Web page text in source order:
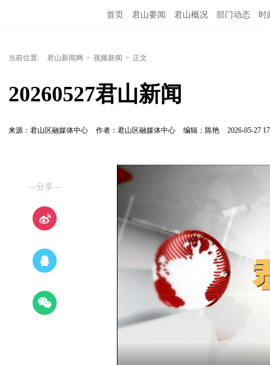
首页 君山要闻 君山概况 部门动态 时
当前位置: 君山新闻网 > 视频新闻 > 正文
20260527君山新闻
来源：君山区融媒体中心 作者：君山区融媒体中心 编辑：陈艳 2026-05-27
—分享—